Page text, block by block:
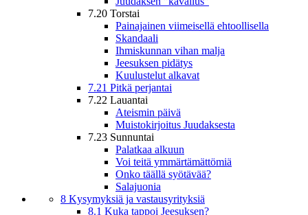
7.20 Torstai
Painajainen viimeisellä ehtoollisella
Skandaali
Ihmiskunnan vihan malja
Jeesuksen pidätys
Kuulustelut alkavat
7.21 Pitkä perjantai
7.22 Lauantai
Ateismin päivä
Muistokirjoitus Juudaksesta
7.23 Sunnuntai
Palatkaa alkuun
Voi teitä ymmärtämättömiä
Onko täällä syötävää?
Salajuonia
8 Kysymyksiä ja vastausyrityksiä
8.1 Kuka tappoi Jeesuksen?